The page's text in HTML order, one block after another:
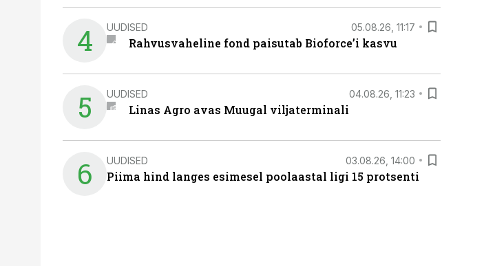
4 UUDISED 05.08.26, 11:17
Rahvusvaheline fond paisutab Bioforce’i kasvu
5 UUDISED 04.08.26, 11:23
Linas Agro avas Muugal viljaterminali
6 UUDISED 03.08.26, 14:00
Piima hind langes esimesel poolaastal ligi 15 protsenti